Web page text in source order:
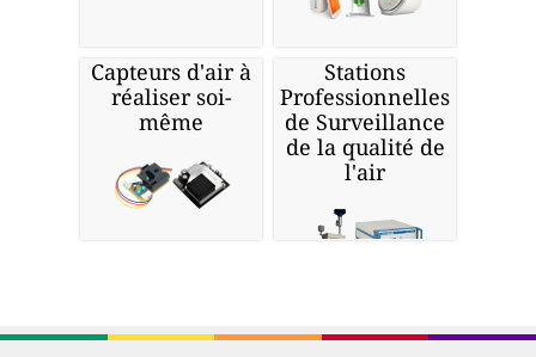
Capteurs d'air à
réaliser soi-
même
Stations
Professionnelles
de Surveillance
de la qualité de
l'air